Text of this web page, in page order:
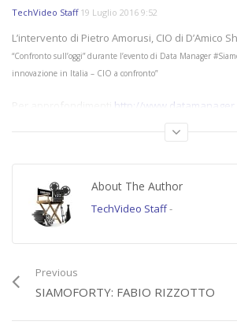
TechVideo Staff 19 Luglio 2016 9:52
L’intervento di Pietro Amorusi, CIO di D’Amico
“Confronto sull’oggi” durante l’evento di Data Manager
innovazione in Italia – CIO a confronto”
Per approfondimenti http://
#SIAMOFORTY,d'amico shipping,featured
rotonda
About The Author
TechVideo Staff-
Previous
SIAMOFORTY: FABIO RIZZOTTO